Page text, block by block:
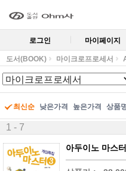
로그인 마이페이지
도서(BOOK) 마이크로프로세서
최신순 낮은가격 높은가격 상품
1 - 7
아두이노 마스